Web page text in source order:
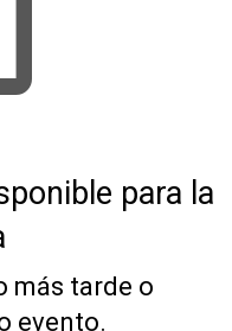
para la
más tarde o
evento.